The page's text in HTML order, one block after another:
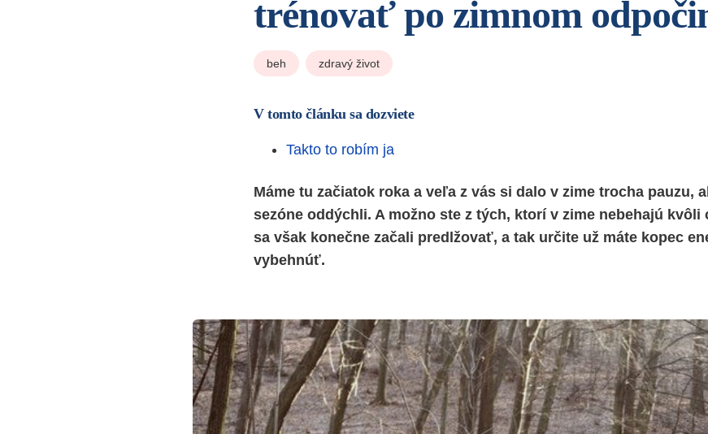
trénovať po zimnom
beh zdravý život
V tomto článku sa dozviete
Takto to robím ja
Máme tu začiatok roka a veľa z vás si dalo v zime trocha pauzu,
sezóne oddýchli. A možno ste z tých, ktorí v zime nebehajú kvôli
sa však konečne začali predlžovať, a tak určite už máte kopec
vybehnúť.